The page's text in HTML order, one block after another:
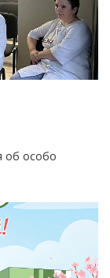
об особо